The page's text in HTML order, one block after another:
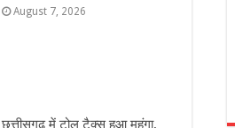
August 7, 2026
छत्तीसगढ़ में टोल टैक्स हुआ महंगा,